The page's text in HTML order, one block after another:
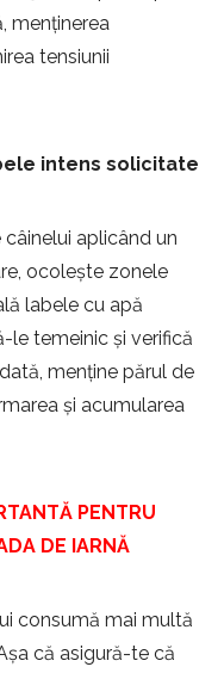
menținerea
tensiunii
intens solicitate
aplicând un
ocolește zonele
labele cu apă
le temeinic și verifică
menține părul de
și acumularea
PENTRU
DE IARNĂ
consumă mai multă
că asigură-te că